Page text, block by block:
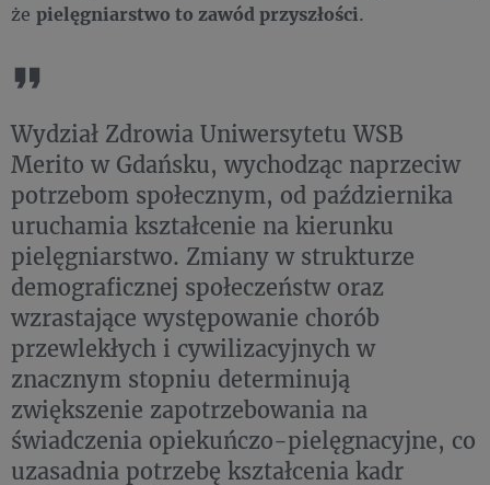
że pielęgniarstwo to zawód przyszłości.
Wydział Zdrowia Uniwersytetu WSB
Merito w Gdańsku, wychodząc naprzeciw
potrzebom społecznym, od października
uruchamia kształcenie na kierunku
pielęgniarstwo. Zmiany w strukturze
demograficznej społeczeństw oraz
wzrastające występowanie chorób
przewlekłych i cywilizacyjnych w
znacznym stopniu determinują
zwiększenie zapotrzebowania na
świadczenia opiekuńczo-pielęgnacyjne, co
uzasadnia potrzebę kształcenia kadr